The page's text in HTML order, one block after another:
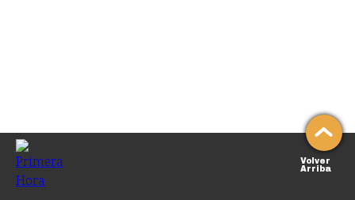
Volver
Arriba